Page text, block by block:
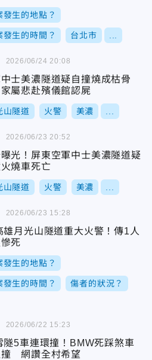
發生的地點？
發生的時間？ 台北市
士美濃隧道疑自撞燒成枯骨
屬悲赴殯儀館認屍
山隧道 火警 美濃
2026/06/24 20:08
光！屏東空軍中士美濃隧道疑
燒車死亡
山隧道 火警 美濃
2026/06/23 20:52
雄月光山隧道重大火警！傳1人
死
發生的地點？
發生的時間？ 傷者的狀況？
2026/06/23 15:28
隧5車連環撞！BMW死踩煞車
撞 網讚全村希望
2026/06/22 15:23